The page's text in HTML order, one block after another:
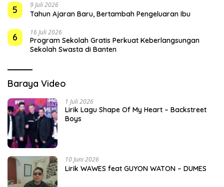
5 9 Juli 2026
Tahun Ajaran Baru, Bertambah Pengeluaran Ibu
6 16 Juli 2026
Program Sekolah Gratis Perkuat Keberlangsungan
Sekolah Swasta di Banten
Baraya Video
1 Juli 2026
Lirik Lagu Shape Of My Heart – Backstreet
Boys
10 Juni 2026
Lirik WAWES feat GUYON WATON – DUMES